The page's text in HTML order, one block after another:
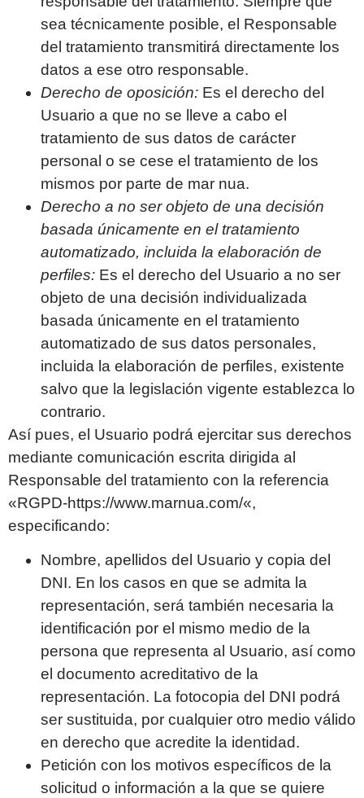
sea técnicamente posible, el Responsable
del tratamiento transmitirá directamente los
datos a ese otro responsable.
Derecho de oposición: Es el derecho del
Usuario a que no se lleve a cabo el
tratamiento de sus datos de carácter
personal o se cese el tratamiento de los
mismos por parte de mar nua.
Derecho a no ser objeto de una decisión
basada únicamente en el tratamiento
automatizado, incluida la elaboración de
perfiles: Es el derecho del Usuario a no ser
objeto de una decisión individualizada
basada únicamente en el tratamiento
automatizado de sus datos personales,
incluida la elaboración de perfiles, existente
salvo que la legislación vigente establezca lo
contrario.
Así pues, el Usuario podrá ejercitar sus derechos
mediante comunicación escrita dirigida al
Responsable del tratamiento con la referencia
«RGPD-https://www.marnua.com/«,
especificando:
Nombre, apellidos del Usuario y copia del
DNI. En los casos en que se admita la
representación, será también necesaria la
identificación por el mismo medio de la
persona que representa al Usuario, así como
el documento acreditativo de la
representación. La fotocopia del DNI podrá
ser sustituida, por cualquier otro medio válido
en derecho que acredite la identidad.
Petición con los motivos específicos de la
solicitud o información a la que se quiere